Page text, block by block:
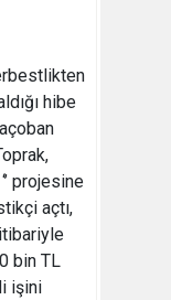
hibe
projesine
açtı,
bin TL
işini